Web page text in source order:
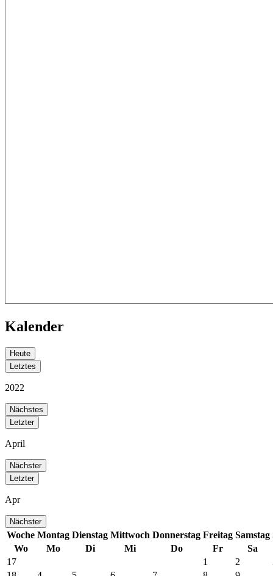
Kalender
Heute
Letztes
2022
Nächstes
Letzter
April
Nächster
Letzter
Apr
Nächster
Woche Montag Dienstag Mittwoch Donnerstag Freitag Samstag
Wo
Mo Di Mi Do Fr
Sa
17
1 2